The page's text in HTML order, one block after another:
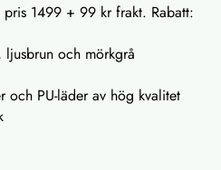
1499 + 99 kr frakt. Rabatt:
ljusbrun och mörkgrå
och PU-läder av hög kvalitet